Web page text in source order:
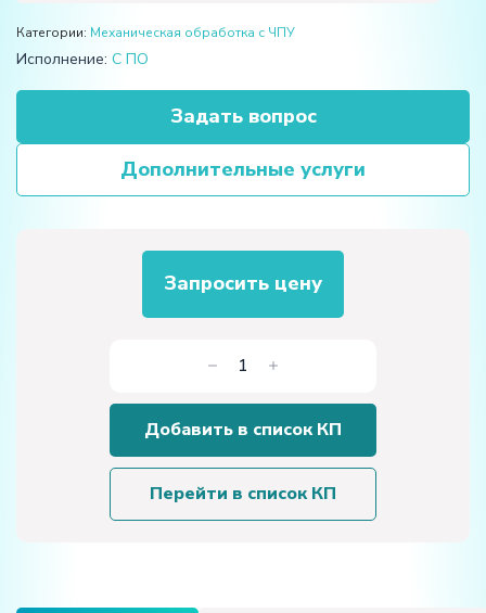
Категории: Механическая обработка с ЧПУ
Исполнение: С ПО
Задать вопрос
Дополнительные услуги
Запросить цену
Количество
товара
Стандартная
5-
осевая
панель
Добавить в список КП
Перейти в список КП